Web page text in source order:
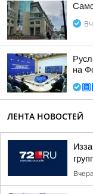
на
ЛЕНТА НОВОСТЕЙ